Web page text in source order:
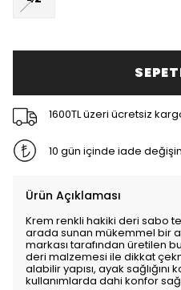
1600TL üzeri ücretsiz
10 gün içinde iade
Ürün Açıklaması
Krem renkli hakiki deri sabo
arada sunan mükemmel bir
markası tarafından üretilen
deri malzemesi ile dikkat
alabilir yapısı, ayak sağlığını
kullanımlarda dahi konfor